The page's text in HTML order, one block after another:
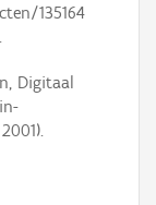
135164
Digitaal